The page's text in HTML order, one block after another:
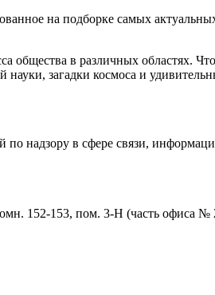
на подборке самых
в различных областях.
загадки космоса и
в сфере связи,
152-153, пом. 3-Н (часть офиса